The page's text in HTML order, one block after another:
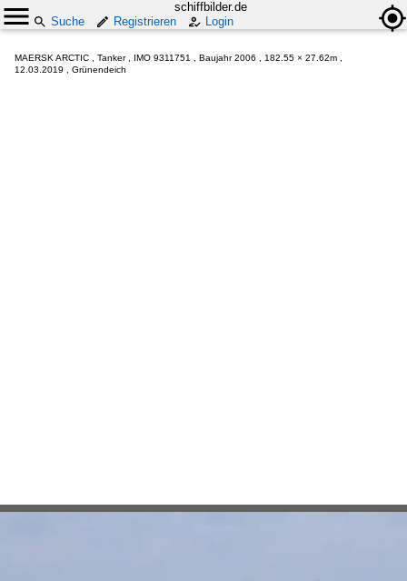
schiffbilder.de
Suche
Registrieren Login
MAERSK ARCTIC , Tanker , IMO 9311751 , Baujahr 2006 , 182.55 × 27.62m ,
12.03.2019 , Grünendeich